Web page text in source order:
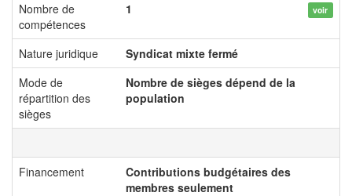
Nombre de
compétences
1 voir
Nature juridique
Syndicat mixte fermé
Mode de
répartition des
sièges
Nombre de sièges dépend de la
population
Financement
Contributions budgétaires des
membres seulement